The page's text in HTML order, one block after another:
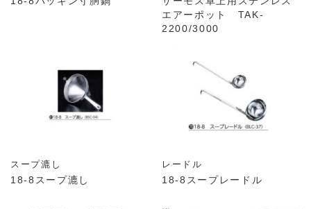
エアーポット TAK-
2200/3000
スープ漉し
18-8スープ漉し
レードル
18-8スープレードル